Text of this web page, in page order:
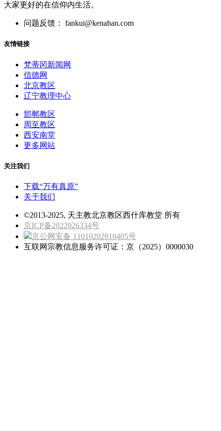
大家更好的在信仰内生活。
问题反馈： fankui@kenahan.com
友情链接
梵蒂冈新闻网
信德网
北京教区
辽宁教理中心
邯郸教区
周至教区
西安南堂
更多网站
关注我们
下载“万有真原”
关于我们
©2013-2025, 天主教北京教区西什库教堂 所有
京ICP备2022026334号
京公网安备 11010202010405号
互联网宗教信息服务许可证：京（2025）0000030